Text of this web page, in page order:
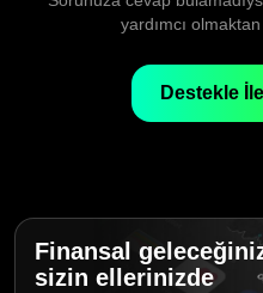
arasında anında geçiş
fırsatlar ortaya çıktığında
yardımcı
Destekle
Finansal
sizin ellerinizde